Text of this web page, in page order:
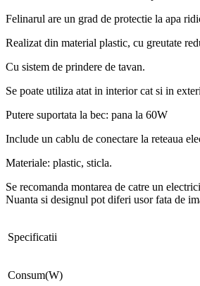
Felinarul are un grad de protectie la apa
Realizat din material plastic, cu greutate
Cu sistem de prindere de tavan.
Se poate utiliza atat in interior cat si in
Putere suportata la bec: pana la 60W
Include un cablu de conectare la reteaua
Materiale: plastic, sticla.
Se recomanda montarea de catre un
Nuanta si designul pot diferi usor fata de
Specificatii
Consum(W)